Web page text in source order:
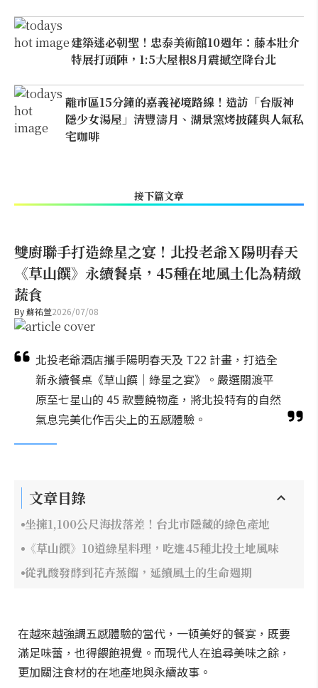
建築迷必朝聖！忠泰美術館10週年：藤本壯介
特展打頭陣，1:5大屋根8月震撼空降台北
離市區15分鐘的嘉義祕境路線！造訪「台版神
隱少女湯屋」清豐濤月、湖景窯烤披薩與人氣私
宅咖啡
接下篇文章
雙廚聯手打造綠星之宴！北投老爺Ｘ陽明春天
《草山饌》永續餐桌，45種在地風土化為精緻
蔬食
By蘇祐萱2026/07/08
北投老爺酒店攜手陽明春天及 T22 計畫，打造全
新永續餐桌《草山饌｜綠星之宴》。嚴選關渡平
原至七星山的 45 款豐饒物產，將北投特有的自然
氣息完美化作舌尖上的五感體驗。
文章目錄
坐擁1,100公尺海拔落差！台北市隱藏的綠色產地
《草山饌》10道綠星料理，吃進45種北投土地風味
從乳酸發酵到花卉蒸餾，延續風土的生命週期
在越來越強調五感體驗的當代，一頓美好的餐宴，既要
滿足味蕾，也得餵飽視覺。而現代人在追尋美味之餘，
更加關注食材的在地產地與永續故事。